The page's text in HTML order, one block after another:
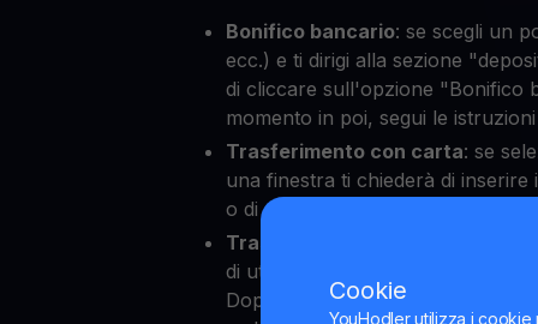
Cookie
YouHodler utilizza i cookie
Bonifico bancario: se scegli un
ecc.) e ti dirigi alla sezione
di cliccare sull'opzione "Bonifico
momento in poi, segui le
Trasferimento con carta: se
una finestra ti chiederà di inserire
o di credito, permettendoti poi di
Trasferimento di criptovalute
di utilizzare le criptovalute per
Dopo aver selezionato il tuo